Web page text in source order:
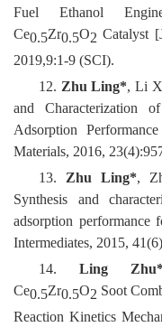
Fuel Ethanol
Ce0.5Zr0.5O2 Catalyst
2019,9:1-9 (SCI).
12. Zhu Ling*, Li
and Characterization
Adsorption
Materials, 2016,
13. Zhu Ling*,
Synthesis and
adsorption performance
Intermediates, 2015,
14. Ling
Ce0.5Zr0.5O2 Soot
Reaction Kinetics